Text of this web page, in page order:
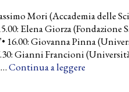
Mori (Accademia delle
Elena Giorza (Fondazione
• 16.00: Giovanna Pinna
Gianni Francioni
…Continua a leggere